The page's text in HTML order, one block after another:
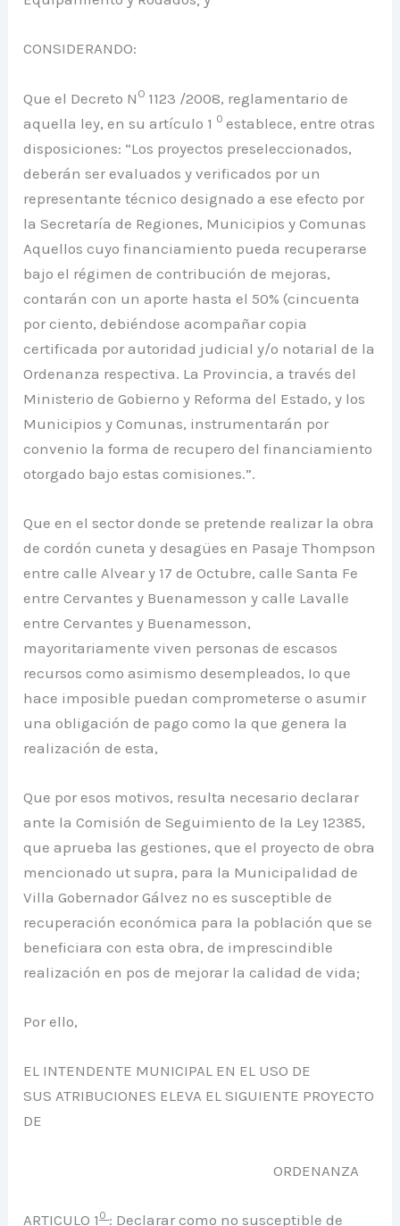
CONSIDERANDO:
Que el Decreto N O 1123 /2008, reglamentario de
aquella ley, en su artículo 1 0 establece, entre otras
disposiciones: “Los proyectos preseleccionados,
deberán ser evaluados y verificados por un
representante técnico designado a ese efecto por
la Secretaría de Regiones, Municipios y Comunas
Aquellos cuyo financiamiento pueda recuperarse
bajo el régimen de contribución de mejoras,
contarán con un aporte hasta el 50% (cincuenta
por ciento, debiéndose acompañar copia
certificada por autoridad judicial y/o notarial de la
Ordenanza respectiva. La Provincia, a través del
Ministerio de Gobierno y Reforma del Estado, y los
Municipios y Comunas, instrumentarán por
convenio la forma de recupero del financiamiento
otorgado bajo estas comisiones.”.
Que en el sector donde se pretende realizar la obra
de cordón cuneta y desagües en Pasaje Thompson
entre calle Alvear y 17 de Octubre, calle Santa Fe
entre Cervantes y Buenamesson y calle Lavalle
entre Cervantes y Buenamesson,
mayoritariamente viven personas de escasos
recursos como asimismo desempleados, Io que
hace imposible puedan comprometerse o asumir
una obligación de pago como la que genera la
realización de esta,
Que por esos motivos, resulta necesario declarar
ante la Comisión de Seguimiento de la Ley 12385,
que aprueba las gestiones, que el proyecto de obra
mencionado ut supra, para la Municipalidad de
Villa Gobernador Gálvez no es susceptible de
recuperación económica para la población que se
beneficiara con esta obra, de imprescindible
realización en pos de mejorar la calidad de vida;
Por ello,
EL INTENDENTE MUNICIPAL EN EL USO DE
SUS ATRIBUCIONES ELEVA EL SIGUIENTE PROYECTO
DE
ORDENANZA
ARTICULO 10 : Declarar como no susceptible de